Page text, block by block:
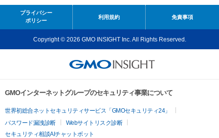
プライバシー
ポリシー
利用規約 免責事項
Copyright © 2026 GMO INSIGHT Inc. All Rights Reserved.
GMOインターネットグループのセキュリティ事業について
世界初総合ネットセキュリティサービス「GMOセキュリティ24」
パスワード漏洩診断
Webサイトリスク診断
セキュリティ相談AIチャットボット